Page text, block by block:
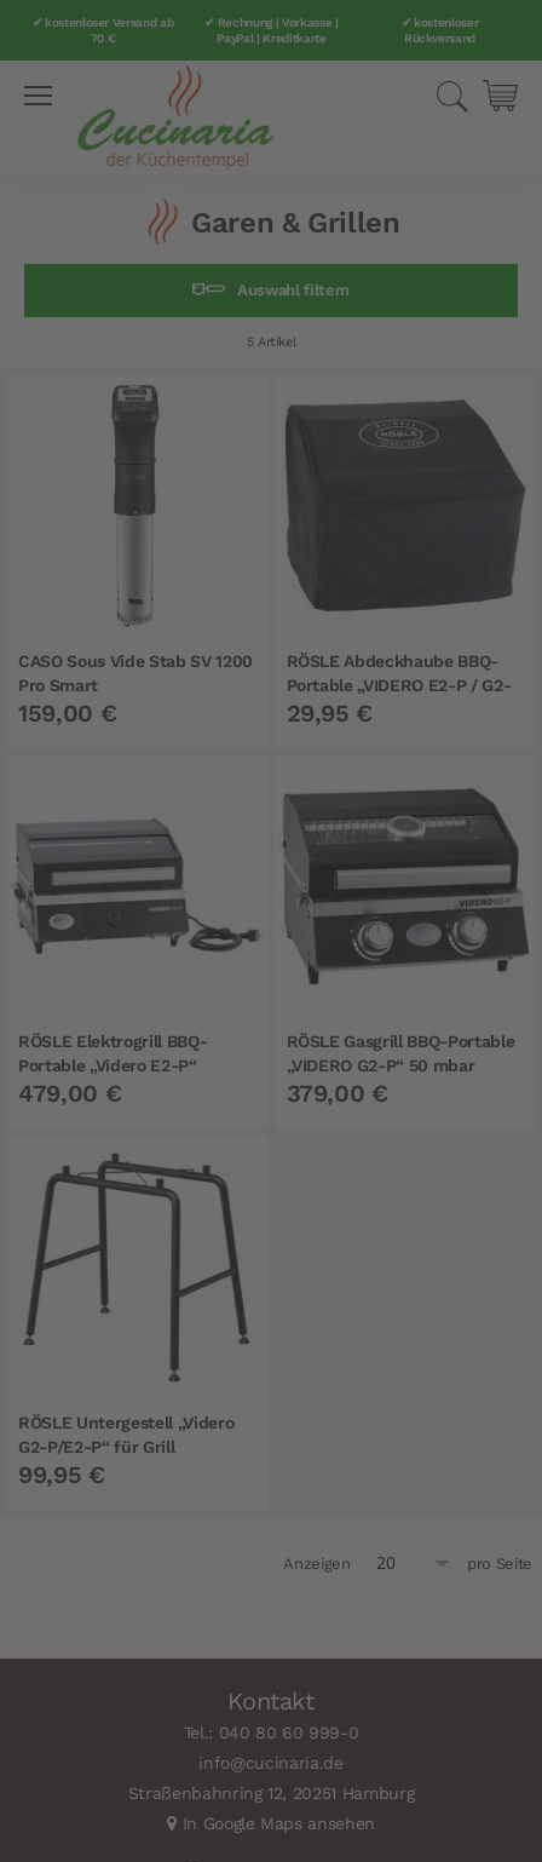
✔ kostenloser Versand ab
70 €
✔ Rechnung | Vorkasse |
PayPal | Kreditkarte
✔ kostenloser
Rückversand
Suche
Garen & Grillen
Auswahl filtern
5Artikel
CASO Sous Vide Stab SV 1200
Pro Smart
159,00 €
RÖSLE Abdeckhaube BBQ-
Portable „VIDERO E2-P / G2-
P“
29,95 €
RÖSLE Elektrogrill BBQ-
Portable „Videro E2-P“
479,00 €
RÖSLE Gasgrill BBQ-Portable
„VIDERO G2-P“ 50 mbar
379,00 €
RÖSLE Untergestell „Videro
G2-P/E2-P“ für Grill
99,95 €
Anzeigen pro Seite
Kontakt
Tel.: 040 80 60 999-0
info@cucinaria.de
Straßenbahnring 12, 20251 Hamburg
In Google Maps ansehen